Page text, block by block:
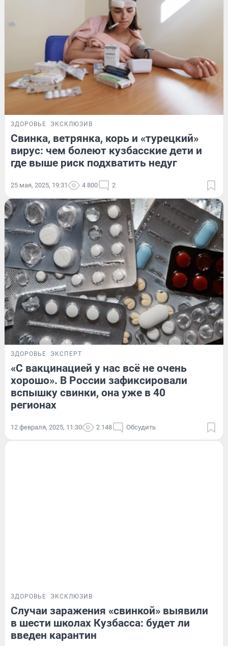
ЗДОРОВЬЕ ЭКСКЛЮЗИВ
Свинка, ветрянка, корь и «турецкий»
вирус: чем болеют кузбасские дети и
где выше риск подхватить недуг
25 мая, 2025, 19:31 4 800 2
ЗДОРОВЬЕ ЭКСПЕРТ
«С вакцинацией у нас всё не очень
хорошо». В России зафиксировали
вспышку свинки, она уже в 40
регионах
12 февраля, 2025, 11:30 2 148 Обсудить
ЗДОРОВЬЕ ЭКСКЛЮЗИВ
Случаи заражения «свинкой» выявили
в шести школах Кузбасса: будет ли
введен карантин